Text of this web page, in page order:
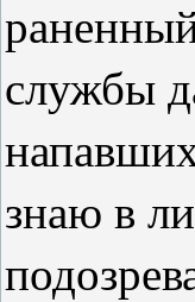
службы
знаю в